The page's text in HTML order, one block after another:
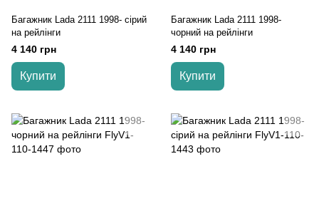
Багажник Lada 2111 1998- cірий
на рейлінги
4 140 грн
Купити
Багажник Lada 2111 1998-
чорний на рейлінги
4 140 грн
Купити